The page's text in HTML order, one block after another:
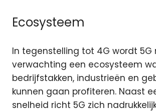
Ecosysteem
In tegenstelling tot 4G wordt 5G
verwachting een ecosysteem
bedrijfstakken, industrieën en
kunnen gaan profiteren. Naast
snelheid richt 5G zich